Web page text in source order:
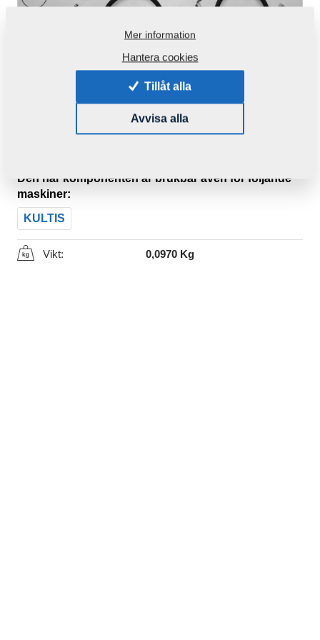
Den här komponenten är brukbar även för följande
maskiner:
KULTIS
Vikt: 0,0970 Kg
Mer information
Hantera cookies
Tillåt alla
Avvisa alla